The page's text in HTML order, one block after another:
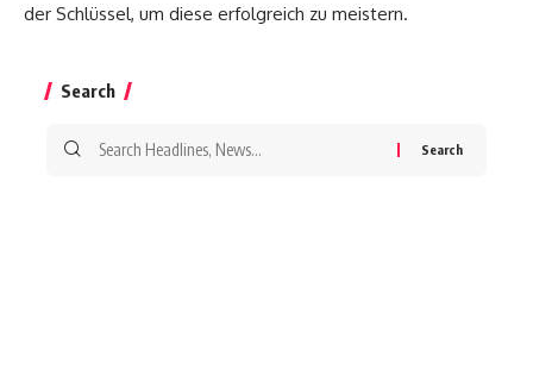
der Schlüssel, um diese erfolgreich zu meistern.
Search